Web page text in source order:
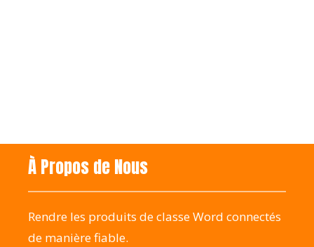
À Propos de Nous
Rendre les produits de classe Word connectés
de manière fiable.